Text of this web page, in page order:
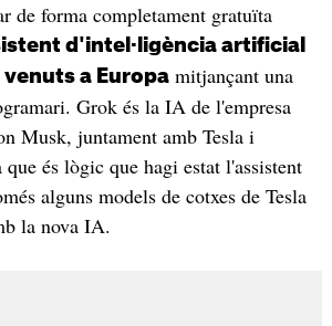
de forma completament gratuïta
d'intel·ligència artificial
a Europamitjançant una
Grok és la IA de l'empresa
Musk, juntament amb Tesla i
és lògic que hagi estat l'assistent
alguns models de cotxes de Tesla
la nova IA.